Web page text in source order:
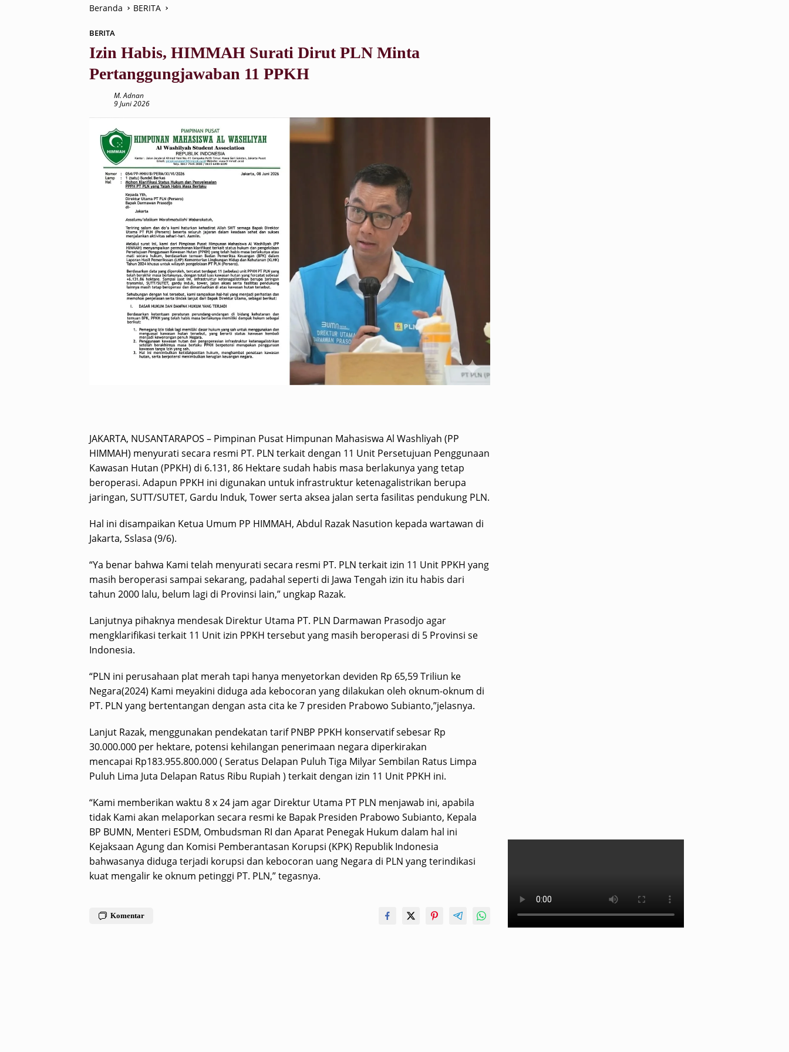
Beranda BERITA
BERITA
Izin Habis, HIMMAH Surati Dirut PLN Minta
Pertanggungjawaban 11 PPKH
M. Adnan
9 Juni 2026
JAKARTA, NUSANTARAPOS – Pimpinan Pusat Himpunan Mahasiswa Al Washliyah (PP
HIMMAH) menyurati secara resmi PT. PLN terkait dengan 11 Unit Persetujuan Penggunaan
Kawasan Hutan (PPKH) di 6.131, 86 Hektare sudah habis masa berlakunya yang tetap
beroperasi. Adapun PPKH ini digunakan untuk infrastruktur ketenagalistrikan berupa
jaringan, SUTT/SUTET, Gardu Induk, Tower serta aksea jalan serta fasilitas pendukung PLN.
Hal ini disampaikan Ketua Umum PP HIMMAH, Abdul Razak Nasution kepada wartawan di
Jakarta, Sslasa (9/6).
“Ya benar bahwa Kami telah menyurati secara resmi PT. PLN terkait izin 11 Unit PPKH yang
masih beroperasi sampai sekarang, padahal seperti di Jawa Tengah izin itu habis dari
tahun 2000 lalu, belum lagi di Provinsi lain,” ungkap Razak.
Lanjutnya pihaknya mendesak Direktur Utama PT. PLN Darmawan Prasodjo agar
mengklarifikasi terkait 11 Unit izin PPKH tersebut yang masih beroperasi di 5 Provinsi se
Indonesia.
“PLN ini perusahaan plat merah tapi hanya menyetorkan deviden Rp 65,59 Triliun ke
Negara(2024) Kami meyakini diduga ada kebocoran yang dilakukan oleh oknum-oknum di
PT. PLN yang bertentangan dengan asta cita ke 7 presiden Prabowo Subianto,”jelasnya.
Lanjut Razak, menggunakan pendekatan tarif PNBP PPKH konservatif sebesar Rp
30.000.000 per hektare, potensi kehilangan penerimaan negara diperkirakan
mencapai Rp183.955.800.000 ( Seratus Delapan Puluh Tiga Milyar Sembilan Ratus Limpa
Puluh Lima Juta Delapan Ratus Ribu Rupiah ) terkait dengan izin 11 Unit PPKH ini.
“Kami memberikan waktu 8 x 24 jam agar Direktur Utama PT PLN menjawab ini, apabila
tidak Kami akan melaporkan secara resmi ke Bapak Presiden Prabowo Subianto, Kepala
BP BUMN, Menteri ESDM, Ombudsman RI dan Aparat Penegak Hukum dalam hal ini
Kejaksaan Agung dan Komisi Pemberantasan Korupsi (KPK) Republik Indonesia
bahwasanya diduga terjadi korupsi dan kebocoran uang Negara di PLN yang terindikasi
kuat mengalir ke oknum petinggi PT. PLN,” tegasnya.
Komentar